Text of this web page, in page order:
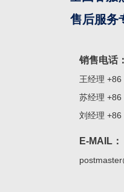
售后服务
销售电话
王经理 +86
苏经理 +86
刘经理 +86
E-MAIL：